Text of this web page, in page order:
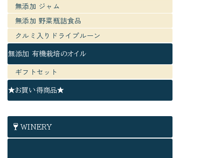
無添加 ジャム
無添加 野菜瓶詰食品
クルミ入りドライプルーン
無添加 有機栽培のオイル
ギフトセット
★お買い得商品★
WINERY